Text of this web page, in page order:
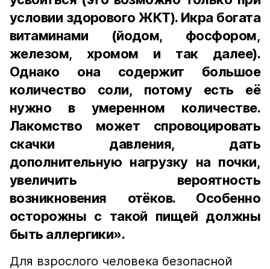
условии здорового ЖКТ). Икра богата
витаминами (йодом, фосфором,
железом, хромом и так далее).
Однако она содержит большое
количество соли, потому есть её
нужно в умеренном количестве.
Лакомство может спровоцировать
скачки давления, дать
дополнительную нагрузку на почки,
увеличить вероятность
возникновения отёков. Особенно
осторожны с такой пищей должны
быть аллергики».
Для взрослого человека безопасной